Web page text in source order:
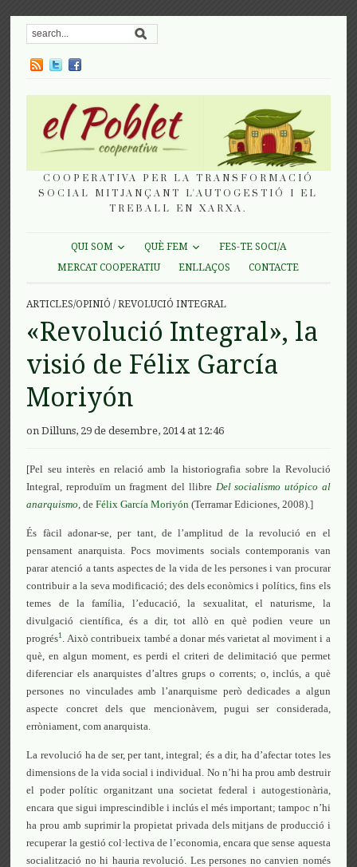
COOPERATIVA PER LA TRANSFORMACIÓ
SOCIAL MITJANÇANT L'AUTOGESTIÓ I EL
TREBALL EN XARXA.
QUI SOM QUÈ FEM
FES-TE SOCI/A
MERCAT COOPERATIU
ENLLAÇOS CONTACTE
ARTICLES/OPINIÓ /REVOLUCIÓ INTEGRAL
«Revolució Integral», la
visió de Félix García
Moriyón
on Dilluns, 29 de desembre, 2014 at 12:46
[Pel seu interès en relació amb la historiografia sobre la Revolució
Integral, reproduïm un fragment del llibre Del socialismo utópico al
anarquismo deFélix García Moriyón (Terramar Ediciones, 2008).]
És fàcil adonar-se, per tant, de l’amplitud de la revolució en el
pensament anarquista. Pocs moviments socials contemporanis van
parar atenció a tants aspectes de la vida de les persones i van procurar
contribuir a la seva modificació; des dels econòmics i polítics, fins els
temes de la família, l’educació, la sexualitat, el naturisme, la
divulgació científica, és a dir, tot allò en què podien veure un
progrés1
. Això contribueix també a donar més varietat al moviment i a
què, en algun moment, es perdi el criteri de delimitació que permet
diferenciar els anarquistes d’altres grups o corrents; o, inclús, a què
persones no vinculades amb l’anarquisme però dedicades a algun
aspecte concret dels que mencionàvem, pugui ser considerada,
erròniament, com anarquista.
La revolució ha de ser, per tant, integral; és a dir, ha d’afectar totes les
dimensions de la vida social i individual. No n’hi ha prou amb destruir
el poder polític organitzant una societat federal i autogestionària,
encara que sigui imprescindible i inclús el més important; tampoc n’hi
ha prou amb suprimir la propietat privada dels mitjans de producció i
recuperar la gestió col·lectiva de l’economia, encara que sense aquesta
socialització no hi hauria revolució. Les persones no canvien només